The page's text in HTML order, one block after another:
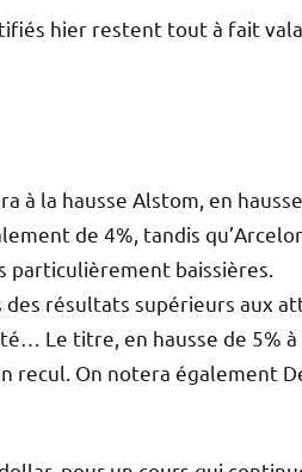
hier restent tout à fait
à la hausse Alstom, en
de 4%, tandis
particulièrement baissières.
des résultats supérieurs aux
Le titre, en hausse de 5% à
recul. On notera également